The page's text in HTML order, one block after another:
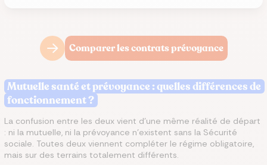
Comparer les contrats prévoyance
Mutuelle santé et prévoyance : quelles différences de
fonctionnement ?
La confusion entre les deux vient d'une même réalité de départ
: ni la mutuelle, ni la prévoyance n'existent sans la Sécurité
sociale. Toutes deux viennent compléter le régime obligatoire,
mais sur des terrains totalement différents.